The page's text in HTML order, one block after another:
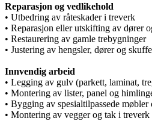
Reparasjon og vedlikehold
• Utbedring av råteskader i treverk
• Reparasjon eller utskifting av dører
• Restaurering av gamle trebygninger
• Justering av hengsler, dører og
Innvendig arbeid
• Legging av gulv (parkett, laminat,
• Montering av lister, panel og
• Bygging av spesialtilpassede
• Montering av vegger og tak i treverk